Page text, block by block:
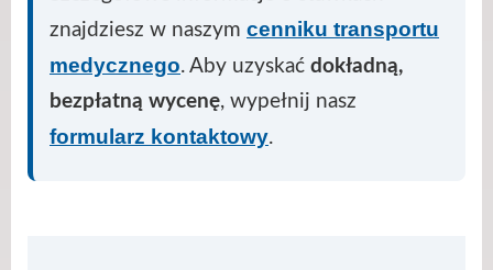
znajdziesz w naszym cenniku transportu
medycznego. Aby uzyskać dokładną,
bezpłatną wycenę, wypełnij nasz
formularz kontaktowy.